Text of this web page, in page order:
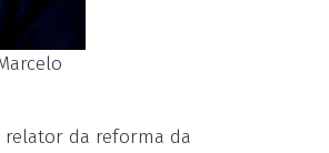
relator da reforma da